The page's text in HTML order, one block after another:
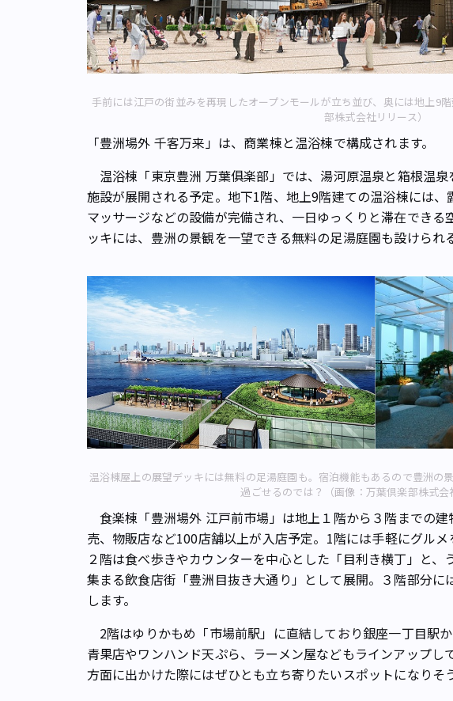
手前には江戸の街並みを再現したオープンモールが立ち並び、奥には地上9
部株式会社リリース）
「豊洲場外 千客万来」は、商業棟と温浴棟で構成されます。
温浴棟「東京豊洲 万葉俱楽部」では、湯河原温泉と箱根温
施設が展開される予定。地下1階、地上9階建ての温浴棟には、
マッサージなどの設備が完備され、一日ゆっくりと滞在でき
ッキには、豊洲の景観を一望できる無料の足湯庭園も設けられ
温浴棟屋上の展望デッキには無料の足湯庭園も。宿泊機能もあるので豊洲の
過ごせるのでは？（画像：万葉倶楽部株式会
食楽棟「豊洲場外 江戸前市場」は地上１階から３階までの
売、物販店など100店舗以上が入店予定。1階には手軽にグルメ
２階は食べ歩きやカウンターを中心とした「目利き横丁」と
集まる飲食店街「豊洲目抜き大通り」として展開。３階部分
します。
2階はゆりかもめ「市場前駅」に直結しており銀座一丁目駅
青果店やワンハンド天ぷら、ラーメン屋などもラインアップし
方面に出かけた際にはぜひとも立ち寄りたいスポットになりそ